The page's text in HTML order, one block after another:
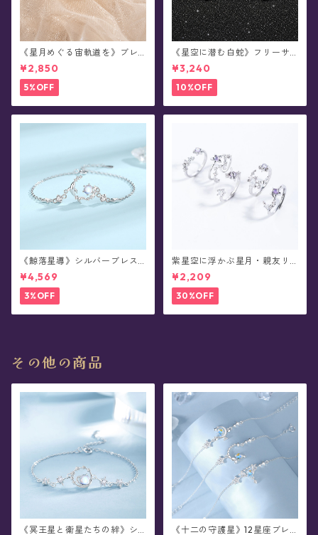
《星月めぐる宙軌道を》ブレ
スレット
¥2,850
5%OFF
《星空に潜む白蛇》フリーサ
イズ・リング
¥3,240
10%OFF
《鯨落星導》シルバーブレス
レット
¥4,569
3%OFF
紫星空に浮かぶ星月・親友リ
ング
¥2,209
30%OFF
その他の商品
《冥王星と衛星たちの絆》シ
《十二の守護星》12星座ブレ